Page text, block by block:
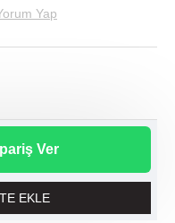
Yap
Ver
EKLE